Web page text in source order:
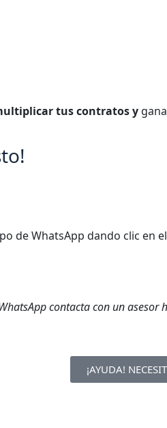
tus contratos y
de WhatsApp dando clic en
contacta con un asesor
¡AYUDA!